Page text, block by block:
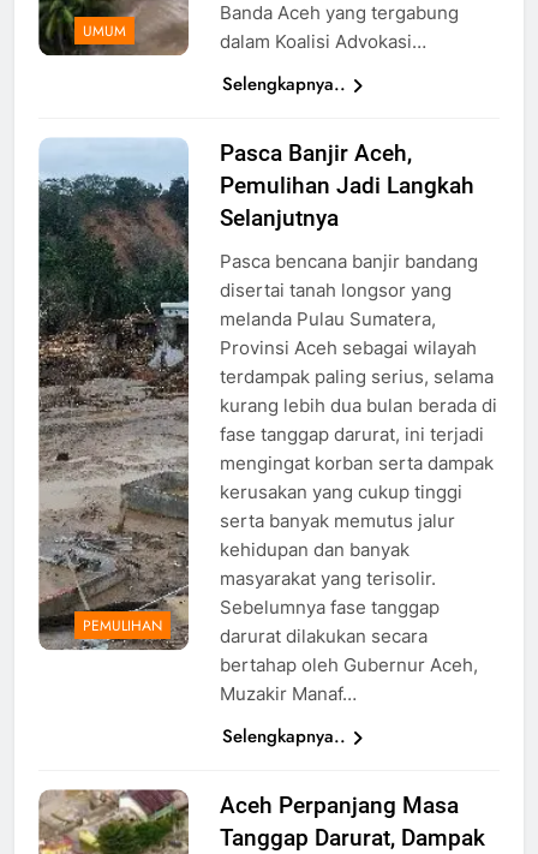
UMUM
Banda Aceh yang tergabung
dalam Koalisi Advokasi…
Selengkapnya..
kejadian
banjir di
Aceh
Tamiang,
Foto:
Humas
Aceh
PEMULIHAN
Pasca Banjir Aceh,
Pemulihan Jadi Langkah
Selanjutnya
Pasca bencana banjir bandang
disertai tanah longsor yang
melanda Pulau Sumatera,
Provinsi Aceh sebagai wilayah
terdampak paling serius, selama
kurang lebih dua bulan berada di
fase tanggap darurat, ini terjadi
mengingat korban serta dampak
kerusakan yang cukup tinggi
serta banyak memutus jalur
kehidupan dan banyak
masyarakat yang terisolir.
Sebelumnya fase tanggap
darurat dilakukan secara
bertahap oleh Gubernur Aceh,
Muzakir Manaf…
Selengkapnya..
Kerusakan
di Aceh
Aceh Perpanjang Masa
Tanggap Darurat, Dampak